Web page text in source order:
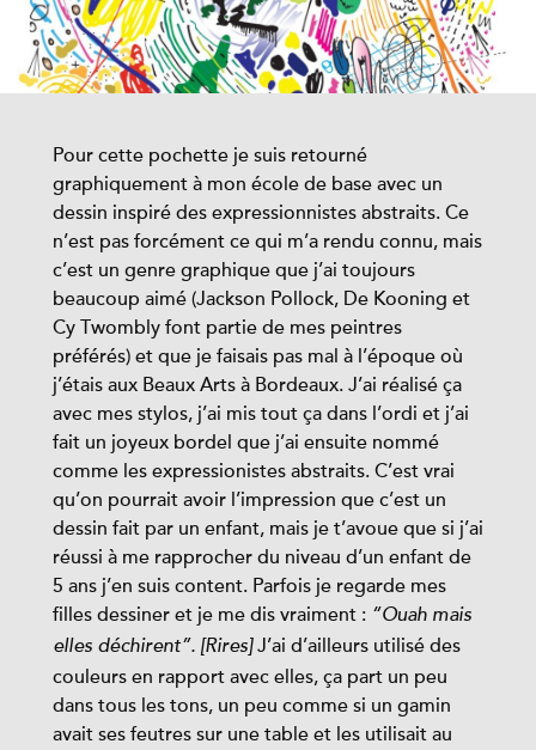
Pour cette pochette je suis retourné
graphiquement à mon école de base avec un
dessin inspiré des expressionnistes abstraits. Ce
n’est pas forcément ce qui m’a rendu connu, mais
c’est un genre graphique que j’ai toujours
beaucoup aimé (Jackson Pollock, De Kooning et
Cy Twombly font partie de mes peintres
préférés) et que je faisais pas mal à l’époque où
j’étais aux Beaux Arts à Bordeaux. J’ai réalisé ça
avec mes stylos, j’ai mis tout ça dans l’ordi et j’ai
fait un joyeux bordel que j’ai ensuite nommé
comme les expressionistes abstraits. C’est vrai
qu’on pourrait avoir l’impression que c’est un
dessin fait par un enfant, mais je t’avoue que si j’ai
réussi à me rapprocher du niveau d’un enfant de
5 ans j’en suis content. Parfois je regarde mes
filles dessiner et je me dis vraiment : “Ouah mais
elles déchirent”. [Rires]J’ai d’ailleurs utilisé des
couleurs en rapport avec elles, ça part un peu
dans tous les tons, un peu comme si un gamin
avait ses feutres sur une table et les utilisait au